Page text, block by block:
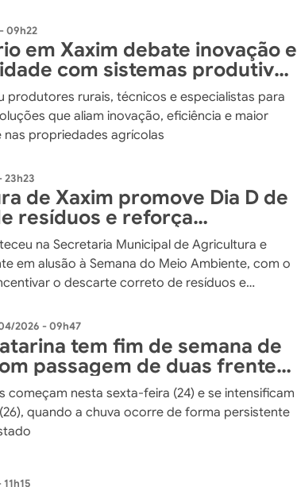
09h22
em Xaxim debate inovação e
com sistemas produtivos
produtores rurais, técnicos e especialistas para
que aliam inovação, eficiência e maior
nas propriedades agrícolas
23h23
de Xaxim promove Dia D de
resíduos e reforça
com o meio ambiente
na Secretaria Municipal de Agricultura e
em alusão à Semana do Meio Ambiente, com o
o descarte correto de resíduos e
2026 - 09h47
tem fim de semana de
passagem de duas frentes
começam nesta sexta-feira (24) e se intensificam
quando a chuva ocorre de forma persistente